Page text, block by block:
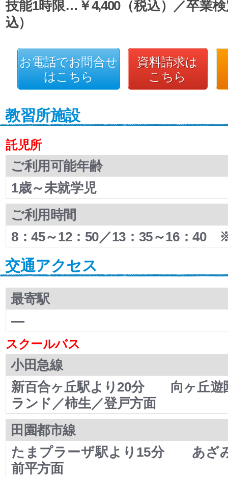
技能1時限…￥4,400（税込）／卒業
込）
お電話でお問合せ
はこちら
資料請求は
こちら
教習所施設
託児所
ご利用可能年齢
1歳～未就学児
ご利用時間
8：45～12：50／13：35～16：40
交通アクセス
最寄駅
―
スクールバス
小田急線
新百合ヶ丘駅より20分 向ヶ丘遊
ランド／柿生／登戸方面
田園都市線
たまプラーザ駅より15分 あざ
前平方面